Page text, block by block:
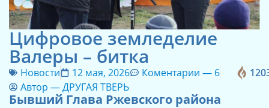
Цифровое земледелие
Валеры – битка
Новости 12 мая, 2026 Коментарии — 6
Автор —ДРУГАЯ ТВЕРЬ
Бывший Глава Ржевского района